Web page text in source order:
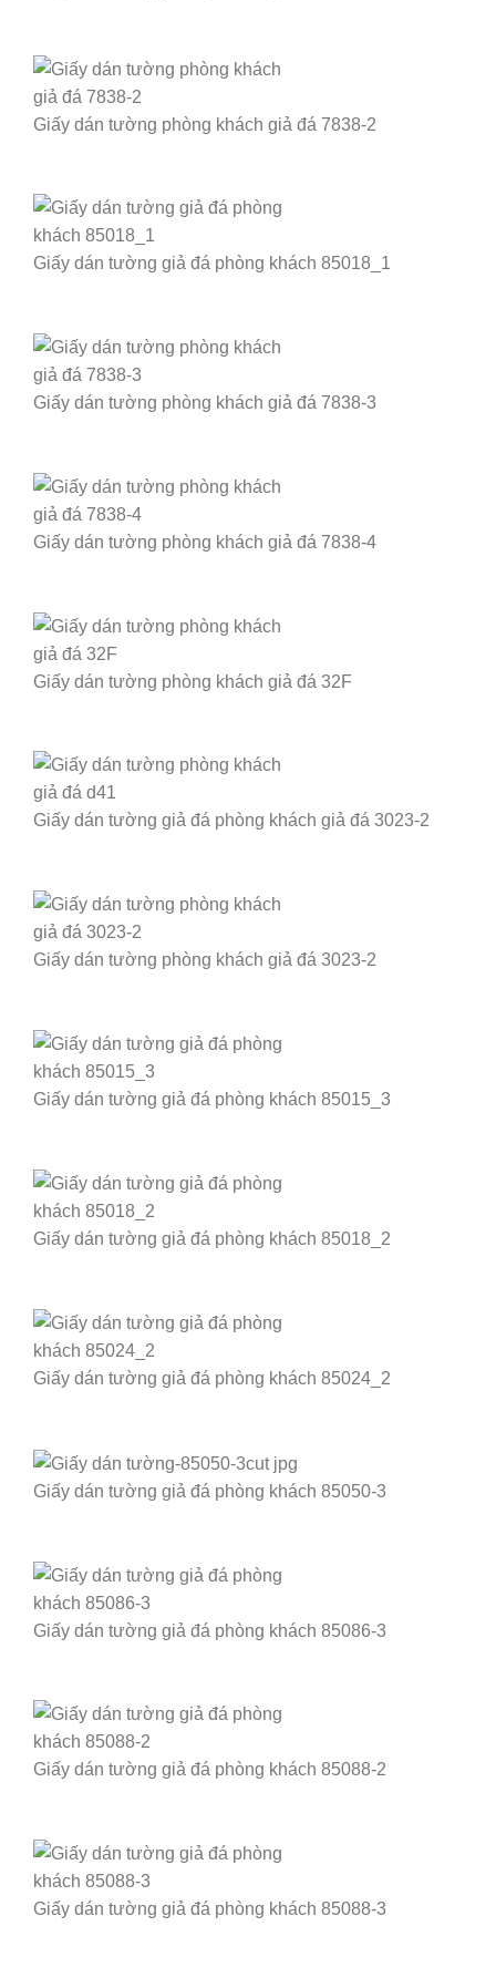
Giấy dán tường phòng khách giả đá 7838-2
Giấy dán tường giả đá phòng khách 85018_1
Giấy dán tường phòng khách giả đá 7838-3
Giấy dán tường phòng khách giả đá 7838-4
Giấy dán tường phòng khách giả đá 32F
Giấy dán tường giả đá phòng khách giả đá 3023-2
Giấy dán tường phòng khách giả đá 3023-2
Giấy dán tường giả đá phòng khách 85015_3
Giấy dán tường giả đá phòng khách 85018_2
Giấy dán tường giả đá phòng khách 85024_2
Giấy dán tường giả đá phòng khách 85050-3
Giấy dán tường giả đá phòng khách 85086-3
Giấy dán tường giả đá phòng khách 85088-2
Giấy dán tường giả đá phòng khách 85088-3